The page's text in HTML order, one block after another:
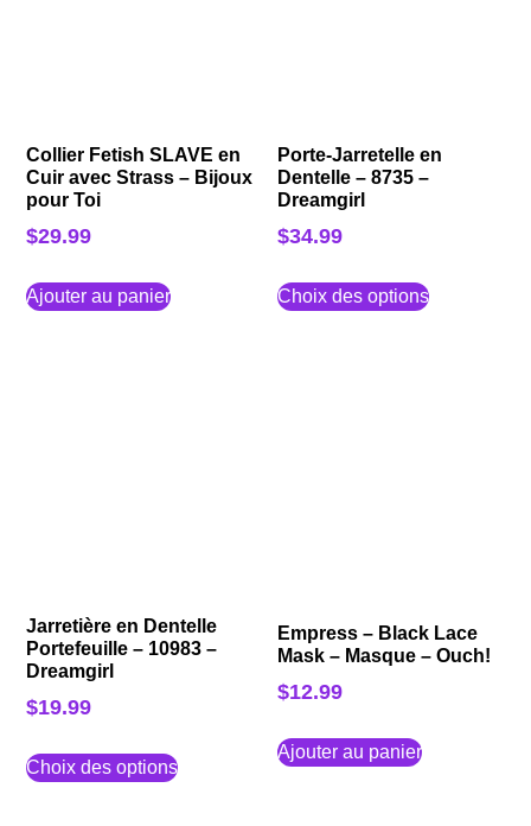
Collier Fetish SLAVE en
Cuir avec Strass – Bijoux
pour Toi
$29.99
Ajouter au panier
Porte-Jarretelle en
Dentelle – 8735 –
Dreamgirl
$34.99
Choix des options
Jarretière en Dentelle
Portefeuille – 10983 –
Dreamgirl
$19.99
Choix des options
Empress – Black Lace
Mask – Masque – Ouch!
$12.99
Ajouter au panier